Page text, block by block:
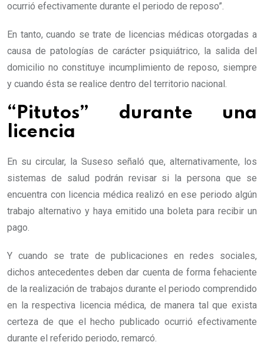
ocurrió efectivamente durante el periodo de reposo”.
En tanto, cuando se trate de licencias médicas otorgadas a
causa de patologías de carácter psiquiátrico, la salida del
domicilio no constituye incumplimiento de reposo, siempre
y cuando ésta se realice dentro del territorio nacional.
“Pitutos” durante una
licencia
En su circular, la Suseso señaló que, alternativamente, los
sistemas de salud podrán revisar si la persona que se
encuentra con licencia médica realizó en ese periodo algún
trabajo alternativo y haya emitido una boleta para recibir un
pago.
Y cuando se trate de publicaciones en redes sociales,
dichos antecedentes deben dar cuenta de forma fehaciente
de la realización de trabajos durante el periodo comprendido
en la respectiva licencia médica, de manera tal que exista
certeza de que el hecho publicado ocurrió efectivamente
durante el referido periodo, remarcó.